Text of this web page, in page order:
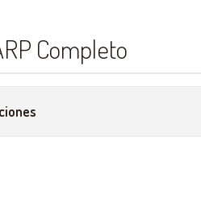
Completo